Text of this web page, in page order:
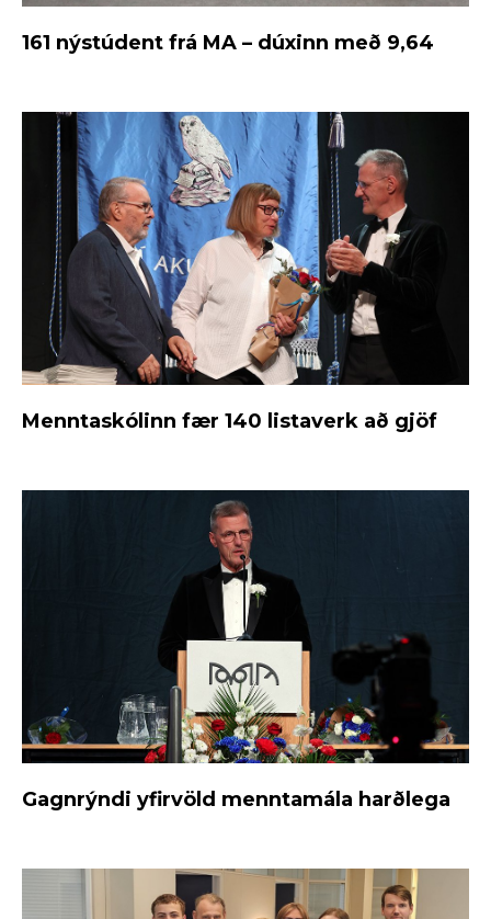
161 nýstúdent frá MA – dúxinn með 9,64
Menntaskólinn fær 140 listaverk að gjöf
Gagnrýndi yfirvöld menntamála harðlega